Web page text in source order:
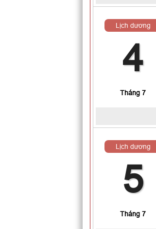
Lịch dương
4
Tháng 7
Lịch dương
5
Tháng 7